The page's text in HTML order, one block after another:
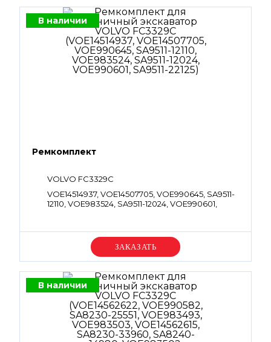
В наличии
Ремкомплект
VOLVO FC3329C
VOE14514937, VOE14507705, VOE990645, SA9511-
12110, VOE983524, SA9511-12024, VOE990601,
Уточняйте цену
В наличии